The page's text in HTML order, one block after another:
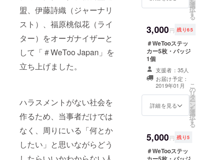
盟、伊藤詩織（ジャーナリ
スト）、福原桃似花（ライ
ター）をオーガナイザーと
して「＃WeToo Japan」を
立ち上げました。
ハラスメントがない社会を
作るため、当事者だけでは
なく、周りにいる「何とか
したい」と思いながらどう
選
択
す
る
3,000円 残り65
＃WeTooステッ
カー5枚・バッジ
1個
支援者：35人
お届け予定：
2019年01月
詳細を見る
こ
の
リ
タ
ー
ン
を
選
択
す
る
5,000円 残り5
＃WeTooステッ